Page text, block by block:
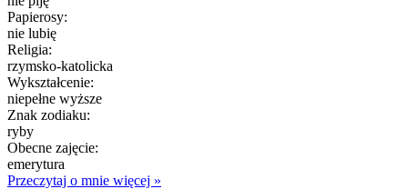
Papierosy:
nie lubię
Religia:
rzymsko-katolicka
Wykształcenie:
niepełne wyższe
Znak zodiaku:
ryby
Obecne zajęcie:
emerytura
Przeczytaj o mnie więcej »